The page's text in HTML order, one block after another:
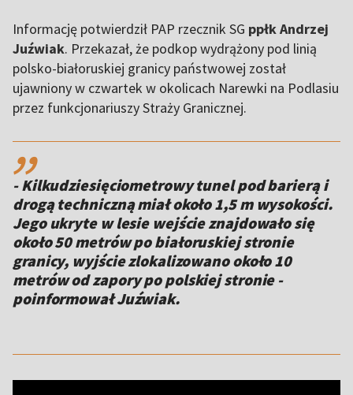
Informację potwierdził PAP rzecznik SG ppłk Andrzej
Juźwiak. Przekazał, że podkop wydrążony pod linią
polsko-białoruskiej granicy państwowej został
ujawniony w czwartek w okolicach Narewki na Podlasiu
przez funkcjonariuszy Straży Granicznej.
,,
- Kilkudziesięciometrowy tunel pod barierą i
drogą techniczną miał około 1,5 m wysokości.
Jego ukryte w lesie wejście znajdowało się
około 50 metrów po białoruskiej stronie
granicy, wyjście zlokalizowano około 10
metrów od zapory po polskiej stronie -
poinformował Juźwiak.